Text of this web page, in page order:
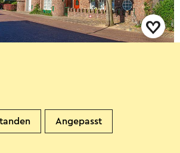
Angepasst